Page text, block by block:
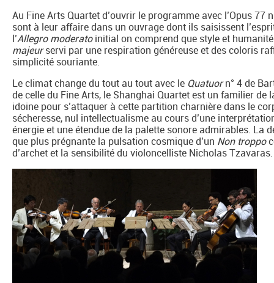
Au Fine Arts Quartet d’ouvrir le programme avec l’Opus
sont à leur affaire dans un ouvrage dont ils saisissent
l’Allegro moderatoinitial on comprend que style et
majeurservi par une respiration généreuse et des coloris
simplicité souriante.
Le climat change du tout au tout avec le Quatuorn° 4 de
de celle du Fine Arts, le Shanghai Quartet est un familier de
idoine pour s’attaquer à cette partition charnière dans le
sécheresse, nul intellectualisme au cours d’une
énergie et une étendue de la palette sonore admirables. La
que plus prégnante la pulsation cosmique d’un Non troppo
d’archet et la sensibilité du violoncelliste Nicholas